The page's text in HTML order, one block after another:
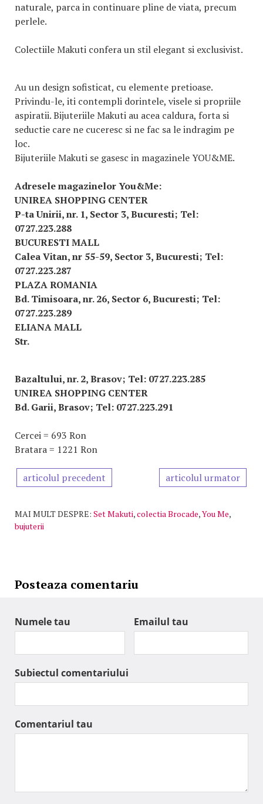
naturale, parca in continuare pline de viata, precum
perlele.
Colectiile Makuti confera un stil elegant si exclusivist.
Au un design sofisticat, cu elemente pretioase.
Privindu-le, iti contempli dorintele, visele si propriile
aspiratii. Bijuteriile Makuti au acea caldura, forta si
seductie care ne cuceresc si ne fac sa le indragim pe
loc.
Bijuteriile Makuti se gasesc in magazinele YOU&ME.
Adresele magazinelor You&Me:
UNIREA SHOPPING CENTER
P-ta Unirii, nr. 1, Sector 3, Bucuresti; Tel:
0727.223.288
BUCURESTI MALL
Calea Vitan, nr 55-59, Sector 3, Bucuresti; Tel:
0727.223.287
PLAZA ROMANIA
Bd. Timisoara, nr. 26, Sector 6, Bucuresti; Tel:
0727.223.289
ELIANA MALL
Str.
Bazaltului, nr. 2, Brasov; Tel: 0727.223.285
UNIREA SHOPPING CENTER
Bd. Garii, Brasov; Tel: 0727.223.291
Cercei = 693 Ron
Bratara = 1221 Ron
articolul precedent articolul urmator
MAI MULT DESPRE: Set Makuti,colectia Brocade,You Me,
bujuterii
Posteaza comentariu
Numele tau Emailul tau
Subiectul comentariului
Comentariul tau